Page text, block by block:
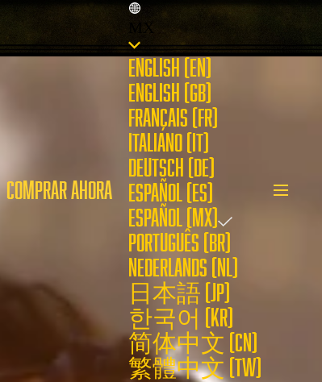
COMPRAR AHORA
MX
ENGLISH (EN)
ENGLISH (GB)
FRANÇAIS (FR)
ITALIANO (IT)
DEUTSCH (DE)
ESPAÑOL (ES)
ESPAÑOL (MX)
PORTUGUÊS (BR)
NEDERLANDS (NL)
日本語 (JP)
한국어 (KR)
简体中文 (CN)
繁體中文 (TW)